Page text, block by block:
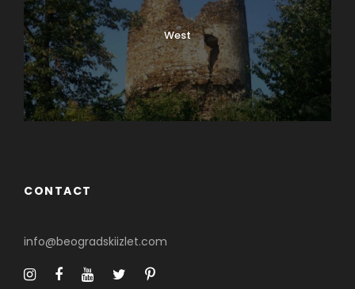
0 SHARES
West
CONTACT
info@beogradskiizlet.com